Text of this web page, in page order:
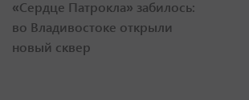
«Сердце Патрокла» забилось:
во Владивостоке открыли
новый сквер